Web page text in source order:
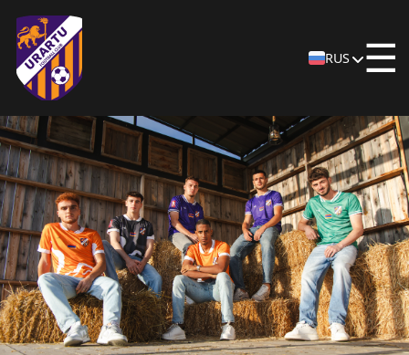
RUS ☰